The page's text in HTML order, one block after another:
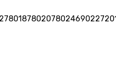
78018780207802469022